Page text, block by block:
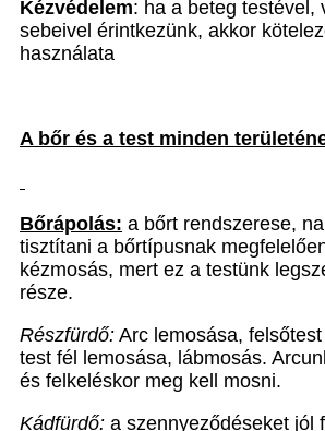
Kézvédelem: ha a beteg testével,
sebeivel érintkezünk, akkor
használata
A bőr és a test minden
Bőrápolás: a bőrt rendszerese,
tisztítani a bőrtípusnak
kézmosás, mert ez a testünk
része.
Részfürdő: Arc lemosása,
test fél lemosása, lábmosás.
és felkeléskor meg kell mosni.
Kádfürdő: a szennyeződéseket jól